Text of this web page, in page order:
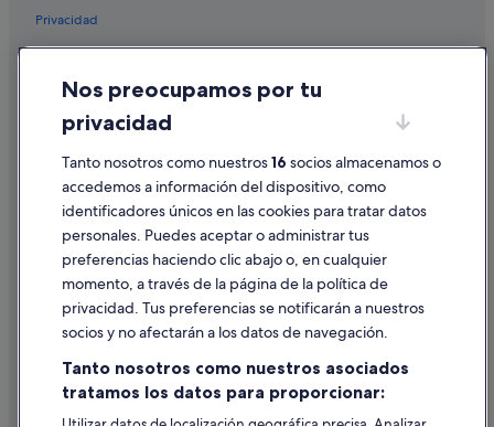
Palace Resorts en Cancún
Centro de Cancún hoteles
Cancún hoteles
Hoteles baratos en Cancún
Área de la avenida Tulum hoteles
Fiesta Americana Hotels & Resorts en Cancún
Hoteles con piscina en Cancún
Casas privadas de vacaciones en Isla Mujeres
Four Seasons hoteles en Cancún
Hoteles cerca de Parque Urbano Kabah
Hoteles históricos en Cancún
Hoteles cerca de Centro comercial Plaza Las Américas
Privacidad
Condiciones de uso
Información legal/contacto
Pautas sobre el contenido y cómo denunciar contenido
Ayuda
Cancelar un vuelo
Cancelar una reserva de hotel o de un alquiler vacacional
Utilizar un cupón de Expedia
Nos preocupamos por tu
privacidad
Tanto nosotros como nuestros16 socios almacenamos o
accedemos a información del dispositivo, como
identificadores únicos en las cookies para tratar datos
personales. Puedes aceptar o administrar tus
preferencias haciendo clic abajo o, en cualquier
momento, a través de la página de la política de
privacidad. Tus preferencias se notificarán a nuestros
socios y no afectarán a los datos de navegación.
Tanto nosotros como nuestros asociados
tratamos los datos para proporcionar: